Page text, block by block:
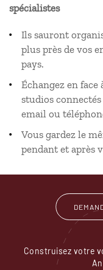
spécialistes
Ils sauront
plus près de vos
pays.
Échangez en face
studios
email ou
Vous gardez le
pendant et après
Construisez votre